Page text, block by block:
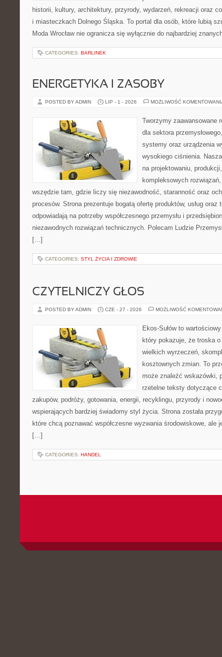
historii, kultury, architektury, przyrody, wydarzeń, rekreacji oraz
i miasteczkach Dolnego Śląska. To portal dla osób, które lubią
Moda Wrocław nie ogranicza się wyłącznie do najbardziej
CATEGORIES: BARLINEK
ENERGETYKA I ZASOBY
POSTED BY ADMIN LIP - 1 - 2026 MOŻLIWOŚĆ
Tworzymy zaawansowane
dla sektora
systemy oraz urządzenia
wysokiego ciśnienia.
na projektowaniu,
kompleksowych
wszędzie tam, gdzie liczy się niezawodność, staranność oraz
procesów. Strona prezentuje bogatą ofertę produktów, usług oraz
odpowiadają na potrzeby współczesnego przemysłu i
niezawodnych rozwiązań technicznych. Polecam Ludzie
[…]
CATEGORIES: STYL ŻYCIA I ZDROWIE
CZYTELNICZY GŁOS
POSTED BY ADMIN CZE - 27 - 2026 MOŻLIWOŚĆ
Ekos-Sułów to
który pokazuje, że troska
wielkich wyrzeczeń,
kosztownych zmian. To
może znaleźć wskazówki,
rzetelne teksty dotyczące
zakupów, podróży, gotowania, energii, recyklingu, przyrody i
wspierających bardziej świadomy styl życia. Strona została
które chcą poznawać współczesne wyzwania środowiskowe, ale
[…]
CATEGORIES: HANDEL